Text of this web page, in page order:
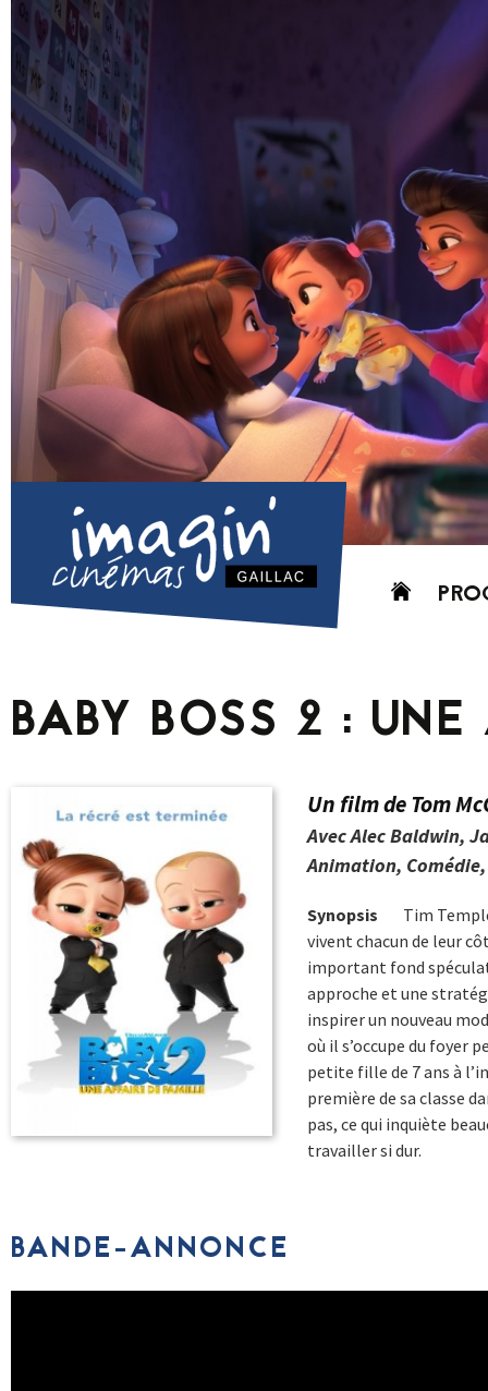
Aller
BABY BOSS 2 :
Un film de Tom
Avec Alec Baldwin,
Animation,
Synopsis
Tim
vivent chacun de leur
important fond
approche et une
inspirer un nouveau
où il s’occupe du foyer
petite fille de 7 ans à
première de sa classe
pas, ce qui inquiète
travailler si dur.
BANDE-ANNONCE